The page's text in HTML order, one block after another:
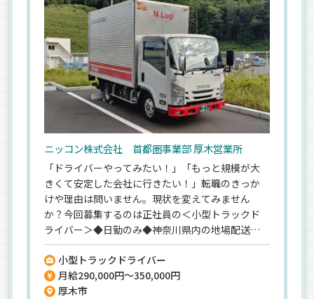
ニッコン株式会社 首都圏事業部 厚木営業所
「ドライバーやってみたい！」「もっと規模が大
きくて安定した会社に行きたい！」転職のきっか
けや理由は問いません。現状を変えてみません
か？今回募集するのは正社員の＜小型トラックド
ライバー＞◆日勤のみ◆神奈川県内の地場配送◆
月35万も可能！◎健康優良企業にも認定されてお
り、トラック運転手にムリはさせません！＜大手だ
からこそ待遇もしっかり＞賞与年2回、退職金、各
種休暇制度や豊富な手当など、この先長い目で見て
小型トラックドライバー
月給290,000円～350,000円
厚木市